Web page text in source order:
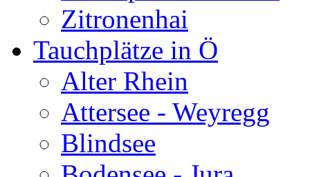
Zitronenhai
Tauchplätze in Ö
Alter Rhein
Attersee - Weyregg
Blindsee